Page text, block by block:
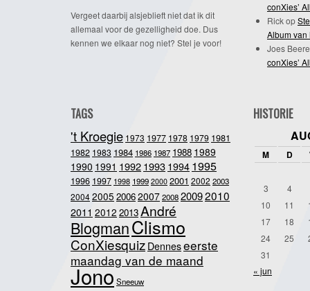
Vergeet daarbij alsjeblieft niet dat ik dit
allemaal voor de gezelligheid doe. Dus
kennen we elkaar nog niet? Stel je voor!
conXies’
Rickop
Album van
Joes
conXies’
TAGS
't Kroegie 1973 1977 1978 1979 1981
1982 1983 1984 1986 1987 1988 1989
1990 1991 19921993 1994 1995
1996 1997 1998 1999 2000 2001 2002 2003
20042005 20062007200820092010
2011 2012 2013André
BlogmanClismo
ConXiesquiz Denneseerste
maandag van de maand
JonoSneeuw
HISTORIE
M D
3
4
10
11
17
18
24
25
31
« jun